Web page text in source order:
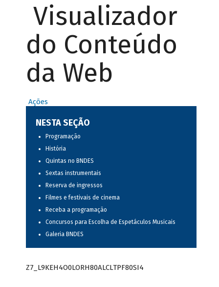
Visualizador
do Conteúdo
da Web
Ações
NESTA SEÇÃO
Programação
História
Quintas no BNDES
Sextas instrumentais
Reserva de ingressos
Filmes e festivais de cinema
Receba a programação
Concursos para Escolha de Espetáculos Musicais
Galeria BNDES
Z7_L9KEH4O0LORH80ALCLTPF80SI4